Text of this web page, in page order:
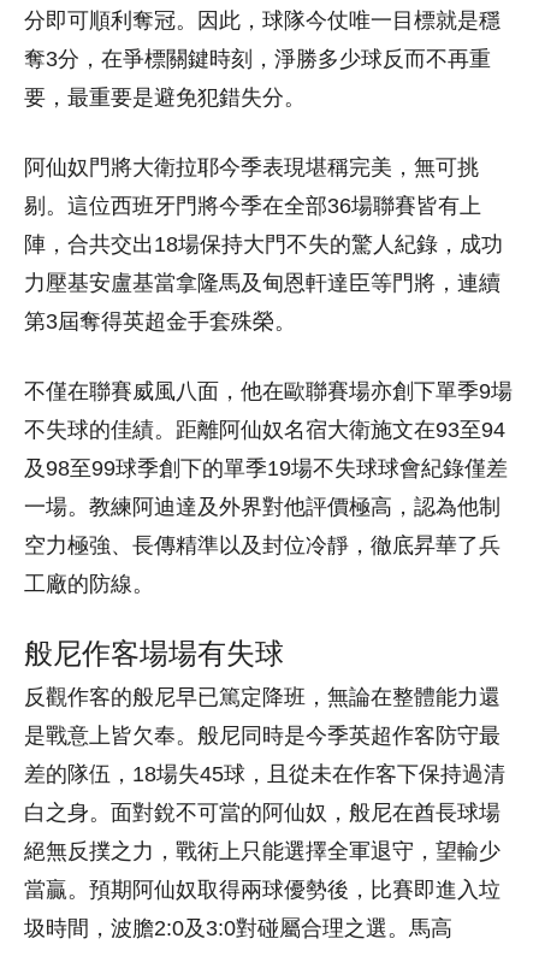
分即可順利奪冠。因此，球隊今仗唯一目標就是穩
奪3分，在爭標關鍵時刻，淨勝多少球反而不再重
要，最重要是避免犯錯失分。
阿仙奴門將大衛拉耶今季表現堪稱完美，無可挑
剔。這位西班牙門將今季在全部36場聯賽皆有上
陣，合共交出18場保持大門不失的驚人紀錄，成功
力壓基安盧基當拿隆馬及甸恩軒達臣等門將，連續
第3屆奪得英超金手套殊榮。
不僅在聯賽威風八面，他在歐聯賽場亦創下單季9場
不失球的佳績。距離阿仙奴名宿大衛施文在93至94
及98至99球季創下的單季19場不失球球會紀錄僅差
一場。教練阿迪達及外界對他評價極高，認為他制
空力極強、長傳精準以及封位冷靜，徹底昇華了兵
工廠的防線。
般尼作客場場有失球
反觀作客的般尼早已篤定降班，無論在整體能力還
是戰意上皆欠奉。般尼同時是今季英超作客防守最
差的隊伍，18場失45球，且從未在作客下保持過清
白之身。面對銳不可當的阿仙奴，般尼在酋長球場
絕無反撲之力，戰術上只能選擇全軍退守，望輸少
當贏。預期阿仙奴取得兩球優勢後，比賽即進入垃
圾時間，波膽2:0及3:0對碰屬合理之選。馬高